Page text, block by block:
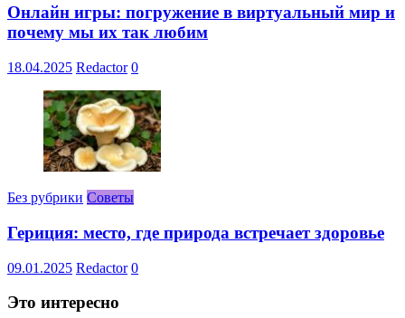
Онлайн игры: погружение в виртуальный мир и
почему мы их так любим
18.04.2025 Redactor 0
Без рубрики Советы
Гериция: место, где природа встречает здоровье
09.01.2025 Redactor 0
Это интересно